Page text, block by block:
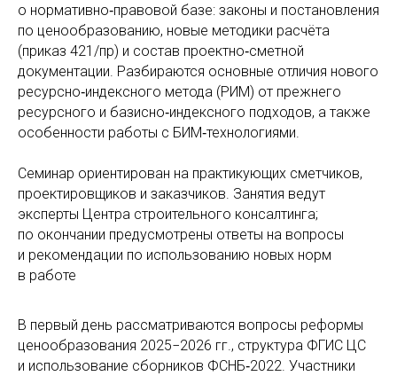
о нормативно‑правовой базе: законы и постановления
по ценообразованию, новые методики расчёта
(приказ 421/пр) и состав проектно‑сметной
документации. Разбираются основные отличия нового
ресурсно‑индексного метода (РИМ) от прежнего
ресурсного и базисно‑индексного подходов, а также
особенности работы с БИМ‑технологиями.
Семинар ориентирован на практикующих сметчиков,
проектировщиков и заказчиков. Занятия ведут
эксперты Центра строительного консалтинга;
по окончании предусмотрены ответы на вопросы
и рекомендации по использованию новых норм
в работе
В первый день рассматриваются вопросы реформы
ценообразования 2025−2026 гг., структура ФГИС ЦС
и использование сборников ФСНБ‑2022. Участники